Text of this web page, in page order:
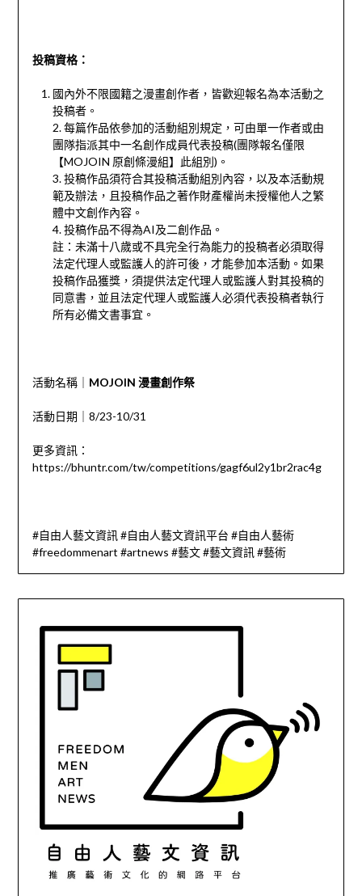
投稿資格：
國內外不限國籍之漫畫創作者，皆歡迎報名為本活動之
投稿者。
2. 每篇作品依參加的活動組別規定，可由單一作者或由
團隊指派其中一名創作成員代表投稿(團隊報名僅限
【MOJOIN 原創條漫組】此組別)。
3. 投稿作品須符合其投稿活動組別內容，以及本活動規
範及辦法，且投稿作品之著作財產權尚未授權他人之繁
體中文創作內容。
4. 投稿作品不得為AI及二創作品。
註：未滿十八歲或不具完全行為能力的投稿者必須取得
法定代理人或監護人的許可後，才能參加本活動。如果
投稿作品獲獎，須提供法定代理人或監護人對其投稿的
同意書，並且法定代理人或監護人必須代表投稿者執行
所有必備文書事宜。
活動名稱｜ MOJOIN 漫畫創作祭
活動日期｜8/23-10/31
更多資訊：
https://bhuntr.com/tw/competitions/gagf6ul2y1br2rac4g
#自由人藝文資訊 #自由人藝文資訊平台 #自由人藝術
#freedommenart #artnews #藝文 #藝文資訊 #藝術